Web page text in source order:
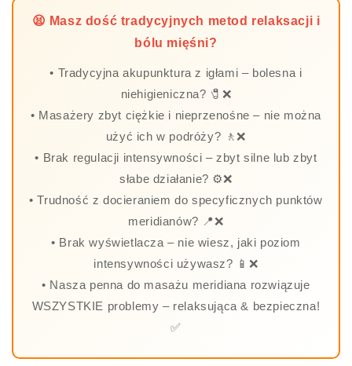
😫 Masz dość tradycyjnych metod relaksacji i
bólu mięśni?
• Tradycyjna akupunktura z igłami – bolesna i
niehigieniczna? 🧷❌
• Masażery zbyt ciężkie i nieprzenośne – nie można
użyć ich w podróży? 🚶❌
• Brak regulacji intensywności – zbyt silne lub zbyt
słabe działanie? ⚙️❌
• Trudność z docieraniem do specyficznych punktów
meridianów? 📍❌
• Brak wyświetlacza – nie wiesz, jaki poziom
intensywności używasz? 📱❌
• Nasza penna do masażu meridiana rozwiązuje
WSZYSTKIE problemy – relaksująca & bezpieczna!
✅